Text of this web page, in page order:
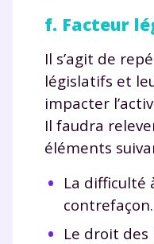
f. Facteur
Il s’agit de
législatifs et
impacter
Il faudra
éléments
La difficulté
contrefaçon.
Le droit des